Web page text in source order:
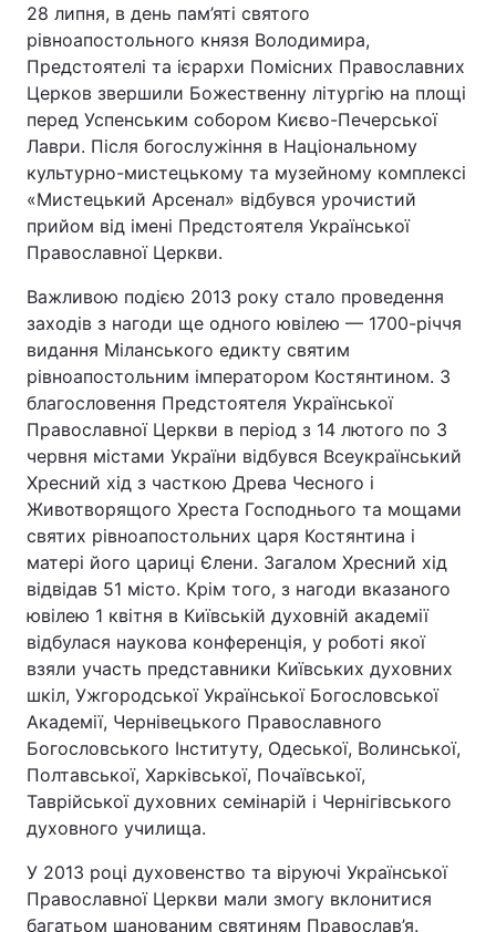
28 липня, в день пам’яті святого
рівноапостольного князя Володимира,
Предстоятелі та ієрархи Помісних Православних
Церков звершили Божественну літургію на площі
перед Успенським собором Києво-Печерської
Лаври. Після богослужіння в Національному
культурно-мистецькому та музейному комплексі
«Мистецький Арсенал» відбувся урочистий
прийом від імені Предстоятеля Української
Православної Церкви.
Важливою подією 2013 року стало проведення
заходів з нагоди ще одного ювілею — 1700-річчя
видання Міланського едикту святим
рівноапостольним імператором Костянтином. З
благословення Предстоятеля Української
Православної Церкви в період з 14 лютого по 3
червня містами України відбувся Всеукраїнський
Хресний хід з часткою Древа Чесного і
Животворящого Хреста Господнього та мощами
святих рівноапостольних царя Костянтина і
матері його цариці Єлени. Загалом Хресний хід
відвідав 51 місто. Крім того, з нагоди вказаного
ювілею 1 квітня в Київській духовній академії
відбулася наукова конференція, у роботі якої
взяли участь представники Київських духовних
шкіл, Ужгородської Української Богословської
Академії, Чернівецького Православного
Богословського Інституту, Одеської, Волинської,
Полтавської, Харківської, Почаївської,
Таврійської духовних семінарій і Чернігівського
духовного училища.
У 2013 році духовенство та віруючі Української
Православної Церкви мали змогу вклонитися
багатьом шанованим святиням Православ’я.